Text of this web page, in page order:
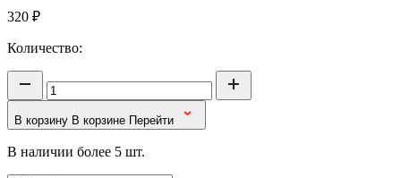
320 ₽
Количество:
В корзину В корзине Перейти
В наличии более 5 шт.